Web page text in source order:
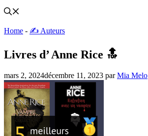
Home - ✍️ Auteurs
Livres d’ Anne Rice 🔝
mars 2, 2024décembre 11, 2023 parMia Melo